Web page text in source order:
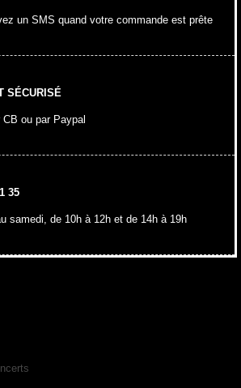
un SMS quand votre commande est prête
SÉCURISÉ
CB ou par Paypal
35
samedi, de 10h à 12h et de 14h à 19h